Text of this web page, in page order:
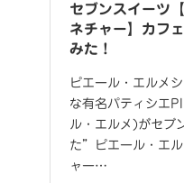
セブンスイーツ
ネチャー】カフ
みた！
ピエール・エルメ
な有名パティシエ
ル・エルメ)がセブ
た”ピエール・エ
ャー…